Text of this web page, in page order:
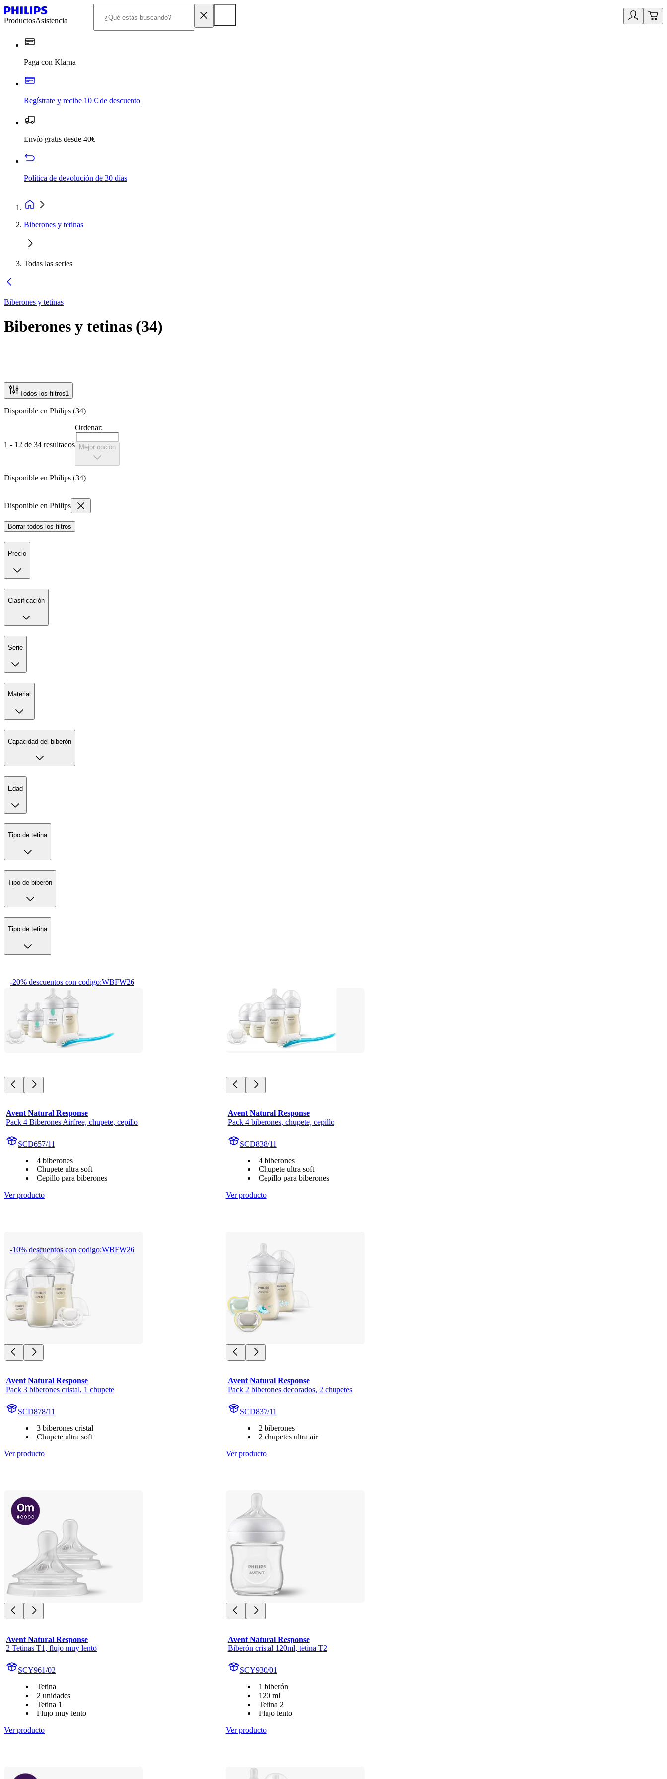
ProductosAsistencia
Paga con Klarna
Regístrate y recibe 10 € de descuento
Envío gratis desde 40€
Política de devolución de 30 días
Biberones y tetinas
Todas las series
Biberones y tetinas
Biberones y tetinas (34)
Todos los filtros1
Disponible en Philips (34)
1 - 12 de 34 resultados
Ordenar:
Mejor opción
Disponible en Philips (34)
Disponible en Philips
Borrar todos los filtros
Precio
Clasificación
Serie
Material
Capacidad del biberón
Edad
Tipo de tetina
Tipo de biberón
Tipo de tetina
-20% descuentos con codigo:WBFW26
Avent Natural Response
Pack 4 Biberones Airfree, chupete, cepillo
SCD657/11
4 biberones
Chupete ultra soft
Cepillo para biberones
Ver producto
Avent Natural Response
Pack 4 biberones, chupete, cepillo
SCD838/11
4 biberones
Chupete ultra soft
Cepillo para biberones
Ver producto
-10% descuentos con codigo:WBFW26
Avent Natural Response
Pack 3 biberones cristal, 1 chupete
SCD878/11
3 biberones cristal
Chupete ultra soft
Ver producto
Avent Natural Response
Pack 2 biberones decorados, 2 chupetes
SCD837/11
2 biberones
2 chupetes ultra air
Ver producto
Avent Natural Response
2 Tetinas T1, flujo muy lento
SCY961/02
Tetina
2 unidades
Tetina 1
Flujo muy lento
Ver producto
Avent Natural Response
Biberón cristal 120ml, tetina T2
SCY930/01
1 biberón
120 ml
Tetina 2
Flujo lento
Ver producto